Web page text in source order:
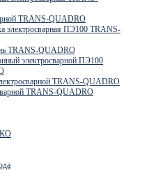
TRANS-QUADRO
электросварная ПЭ100 TRANS-
TRANS-QUADRO
электросварной ПЭ100
TRANS-QUADRO
TRANS-QUADRO